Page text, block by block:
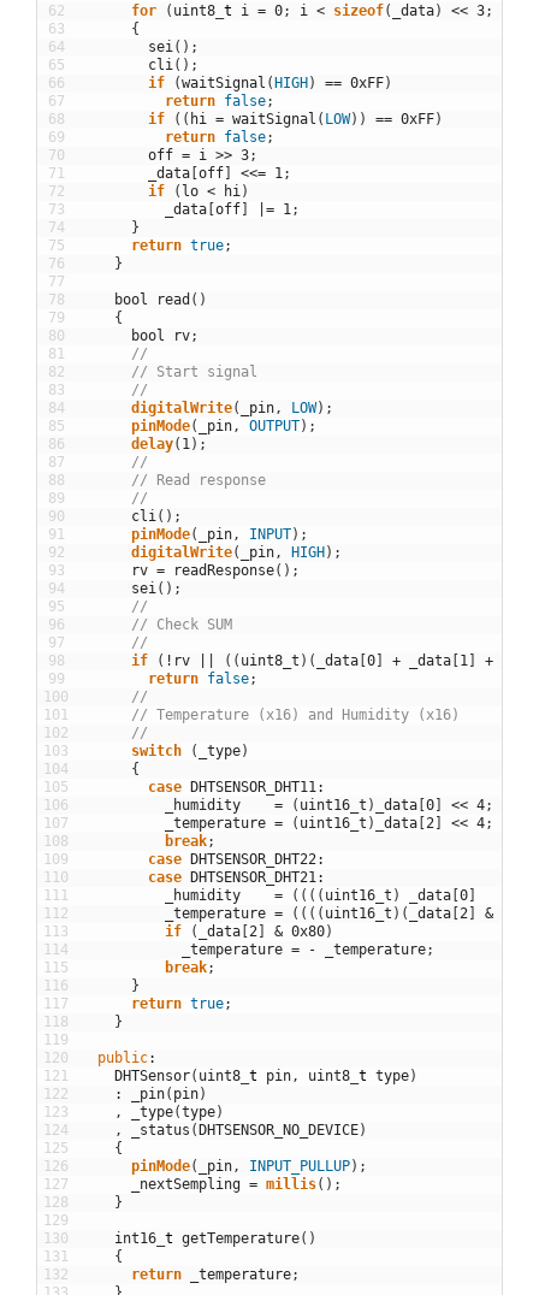
62
63
64
65
66
67
68
69
70
71
72
73
74
75
76
77
78
79
80
81
82
83
84
85
86
87
88
89
90
91
92
93
94
95
96
97
98
99
100
101
102
103
104
105
106
107
108
109
110
111
112
113
114
115
116
117
118
119
120
121
122
123
124
125
126
127
128
129
130
131
132
for
( uint8 t i = 0; i < sizeof( _data) << 3;
{
sei( ) ;
cli( ) ;
if
(waitSignal ( HIGH ) == 0xFF)
return false;
if
( ( hi = waitSignal ( LOW) ) == 0xFF)
return false;
off = i >> 3;
_data off <<= 1;
if
( lo < hi)
_data off |= 1;
}
return true;
}
bool read ( )
{
bool
rv;
//
// Start signal
//
digitalWrite( _pin, LOW) ;
pinMode( _pin, OUTPUT) ;
delay( 1) ;
//
// Read response
//
cli( ) ;
pinMode( _pin, INPUT) ;
digitalWrite( _pin, HIGH ) ;
rv = readResponse( ) ;
sei( ) ;
//
// Check SUM
//
if
( ! rv ( ( uint8_t ) ( _data 0 + _data 1 +
return false;
//
// Temperature (x16) and Humidity (x16)
//
switch
( _type)
{
case
DHTSENSOR_DHT11:
_humidity
= ( uint16_t ) _data 0 << 4;
_temperature = ( uint16_t ) _data 2 << 4;
break;
case
DHTSENSOR_DHT22:
case
DHTSENSOR_DHT21:
_humidity
= ( ( ( ( uint16_t ) _data 0
_temperature = ( ( ( ( uint16_t ) ( _data 2 &
if
( _data 2 & 0x80)
_temperature = - _temperature;
break;
}
return true;
}
public:
DHTSensor( uint8 t pin, uint8 t type)
:
_pin( pin)
,
_type(type)
,
_status ( DHTSENSOR_NO_DEVICE)
{
pinMode( _pin, INPUT_PULLUP) ;
_nextSempling = millis( ) ;
}
int16 t getTemperature( )
{
return
_temperature;